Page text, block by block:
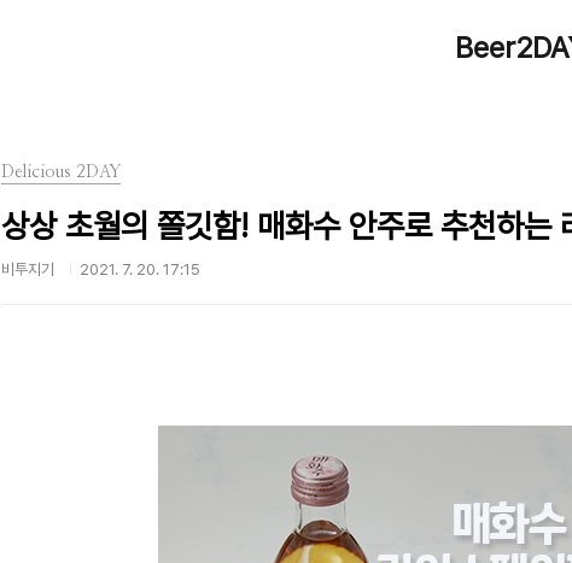
Delicious 2DAY
상상 초월의 쫄깃함! 매화수 안주로 추천하는
비투지기 2021. 7. 20. 17:15